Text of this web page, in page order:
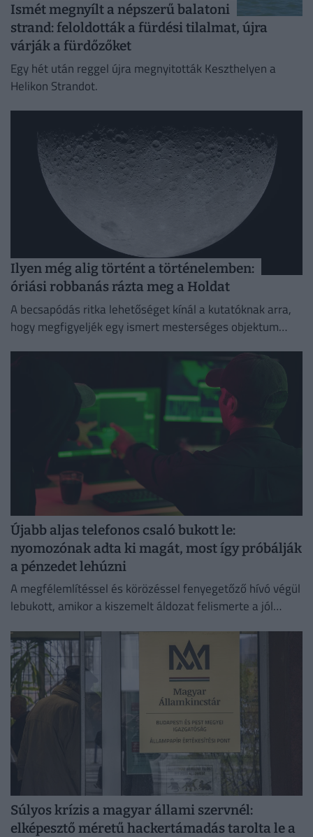
Ismét megnyílt a népszerű balatoni
strand: feloldották a fürdési tilalmat, újra
várják a fürdőzőket
Egy hét után reggel újra megnyitották Keszthelyen a
Helikon Strandot.
Ilyen még alig történt a történelemben:
óriási robbanás rázta meg a Holdat
A becsapódás ritka lehetőséget kínál a kutatóknak arra,
hogy megfigyeljék egy ismert mesterséges objektum
Újabb aljas telefonos csaló bukott le:
nyomozónak adta ki magát, most így próbálják
a pénzedet lehúzni
A megfélemlítéssel és körözéssel fenyegetőző hívó végül
lebukott, amikor a kiszemelt áldozat felismerte a jól
elkövetőt.
Súlyos krízis a magyar állami szervnél:
elképesztő méretű hackertámadás tarolta le a